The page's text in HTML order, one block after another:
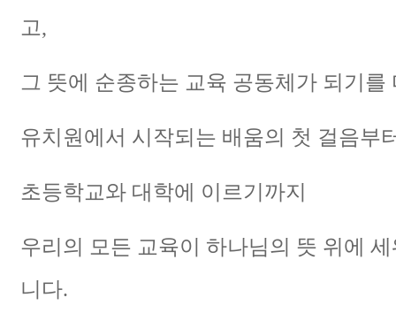
고,
그 뜻에 순종하는 교육 공동체가 되기를
유치원에서 시작되는 배움의 첫 걸음부
초등학교와 대학에 이르기까지
우리의 모든 교육이 하나님의 뜻 위에
니다.